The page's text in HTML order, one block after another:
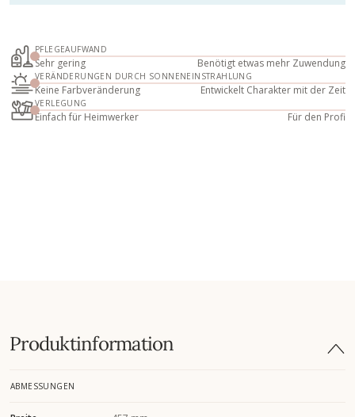
PFLEGEAUFWAND
Sehr gering Benötigt etwas mehr Zuwendung
VERÄNDERUNGEN DURCH SONNENEINSTRAHLUNG
Keine Farbveränderung Entwickelt Charakter mit der Zeit
VERLEGUNG
Einfach für Heimwerker Für den Profi
Produktinformation
ABMESSUNGEN